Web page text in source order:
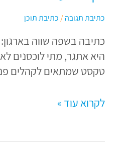
כתיבת תגובה/ כתיבת תוכן
כתיבה בשפה שווה
היא אתגר, מתי לוכסנים
טקסט שמתאים לקהלים
ומתאימה
היעד
לקרוא עוד »